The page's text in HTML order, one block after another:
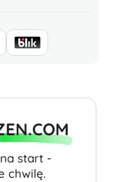
start -
chwilę.